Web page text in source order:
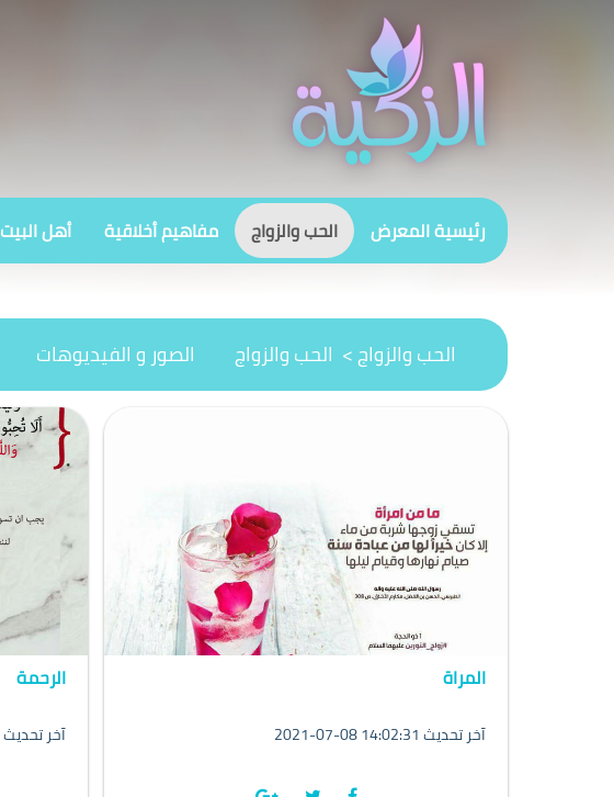
رئيسية المعرض الحب والزواج مفاهيم أخلاقية أهل البيت
الحب والزواج > الحب والزواج الصور و الفيديوهات
المراة
2021-07-08 14:02:31 آخر تحديث
الرحمة
2021-07-08 14:01:58 آخر تحديث